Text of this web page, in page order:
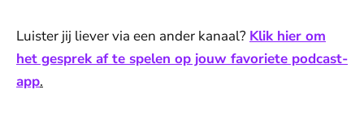
Luister jij liever via een ander kanaal? Klik hier om
het gesprek af te spelen op jouw favoriete podcast-
app.